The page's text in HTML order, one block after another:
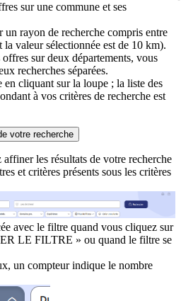
sur une commune et ses
un rayon de recherche compris entre
valeur sélectionnée est de 10 km).
sur deux départements, vous
recherches séparées.
en cliquant sur la loupe ; la liste des
à vos critères de recherche est
votre recherche
les résultats de votre recherche
et critères présents sous les critères
avec le filtre quand vous cliquez sur
LE FILTRE » ou quand le filtre se
un compteur indique le nombre